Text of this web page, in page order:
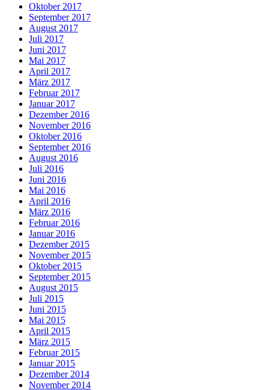
Oktober 2017
September 2017
August 2017
Juli 2017
Juni 2017
Mai 2017
April 2017
März 2017
Februar 2017
Januar 2017
Dezember 2016
November 2016
Oktober 2016
September 2016
August 2016
Juli 2016
Juni 2016
Mai 2016
April 2016
März 2016
Februar 2016
Januar 2016
Dezember 2015
November 2015
Oktober 2015
September 2015
August 2015
Juli 2015
Juni 2015
Mai 2015
April 2015
März 2015
Februar 2015
Januar 2015
Dezember 2014
November 2014